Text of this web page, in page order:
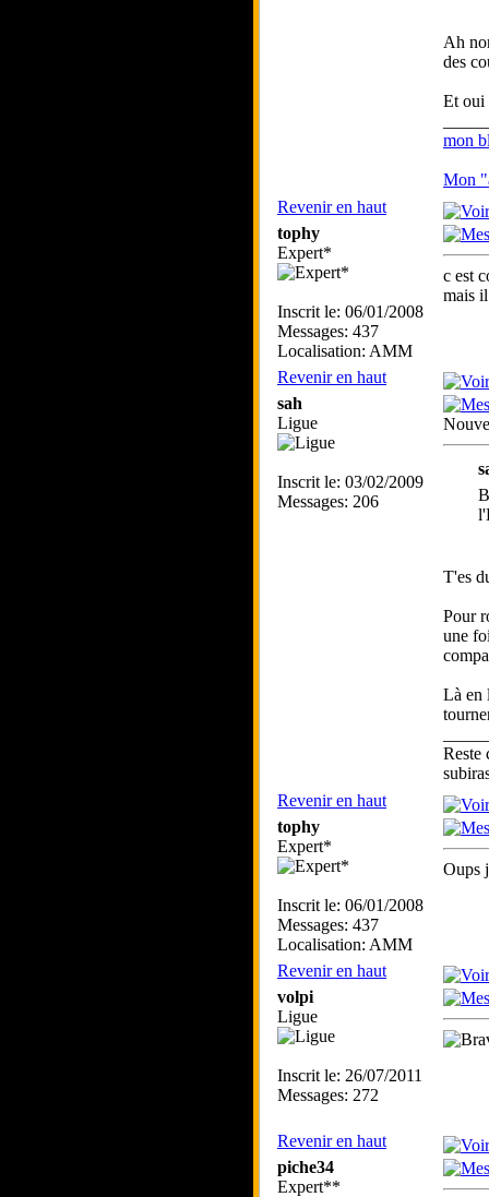
Ah
des
Et oui
mon
Mon
Revenir en haut
tophy
Expert*
Inscrit le: 06/01/2008
Messages: 437
Localisation: AMM
c est
mais
Revenir en haut
sah
Ligue
Inscrit le: 03/02/2009
Messages: 206
T'es
Pour
une
Là en
Reste
Revenir en haut
tophy
Expert*
Inscrit le: 06/01/2008
Messages: 437
Localisation: AMM
Oups
Revenir en haut
volpi
Ligue
Inscrit le: 26/07/2011
Messages: 272
Revenir en haut
piche34
Expert**